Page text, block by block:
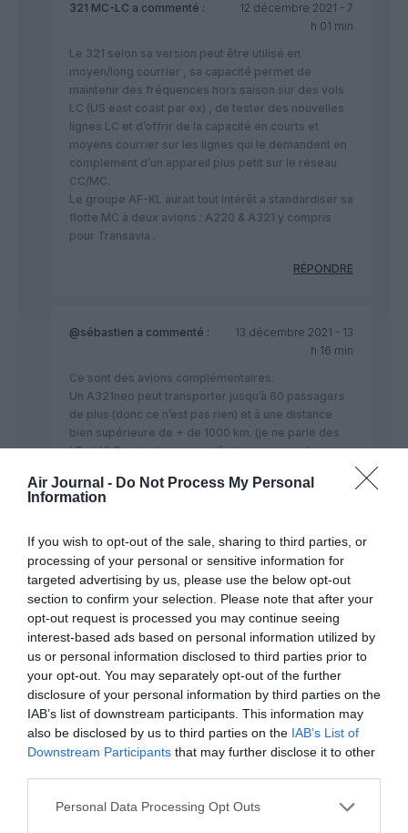
Air Journal - Do Not Process My Personal
Information
If you wish to opt-out of the sale, sharing to third parties, or
processing of your personal or sensitive information for
targeted advertising by us, please use the below opt-out
section to confirm your selection. Please note that after your
opt-out request is processed you may continue seeing
interest-based ads based on personal information utilized by
us or personal information disclosed to third parties prior to
your opt-out. You may separately opt-out of the further
disclosure of your personal information by third parties on the
IAB’s list of downstream participants. This information may
also be disclosed by us to third parties on the IAB’s List of
Downstream Participants that may further disclose it to other
Personal Data Processing Opt Outs
321 MC-LC a commenté :
12 décembre 2021 - 7
h 01 min
Le 321 selon sa version peut être utilisé en
moyen/long courrier , sa capacité permet de
maintenir des fréquences hors saison sur des vols
LC (US east coast par ex) , de tester des nouvelles
lignes LC et d’offrir de la capacité en courts et
moyens courrier sur les lignes qui le demandent en
complement d’un appareil plus petit sur le réseau
CC/MC.
Le groupe AF-KL aurait tout intérêt a standardiser sa
flotte MC à deux avions : A220 & A321 y compris
pour Transavia .
RÉPONDRE
@sébastien a commenté :
13 décembre 2021 - 13
h 16 min
Ce sont des avions complémentaires.
Un A321neo peut transporter jusqu’à 60 passagers
de plus (donc ce n’est pas rien) et à une distance
bien supérieure de + de 1000 km. (je ne parle des
LR et XLR qui ont un rayon d’action encore plus
Idem pour l’emport de charge.
L’A220 sera insuffisant sur certaines destinations.
RÉPONDRE
PIONEER 300a commenté :
11 décembre 2021 - 17 h
03 min
Question Comment le groupe AF/KLM envisage t il de payer
ces nouveaux avions ? Rembourser les dettes ,avec un
secteur aérien sinistré longtemps encore ,et vouloir
renouveler la flotte avec un cruel de passagers et cela en
pleine pandémie pour longtemps encore et assurer la
prendre date sur des achats hypothétiques